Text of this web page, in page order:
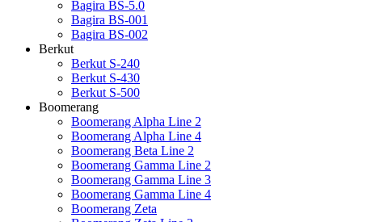
Bagira BS-5.0
Bagira BS-001
Bagira BS-002
Berkut
Berkut S-240
Berkut S-430
Berkut S-500
Boomerang
Boomerang Alpha Line 2
Boomerang Alpha Line 4
Boomerang Beta Line 2
Boomerang Gamma Line 2
Boomerang Gamma Line 3
Boomerang Gamma Line 4
Boomerang Zeta